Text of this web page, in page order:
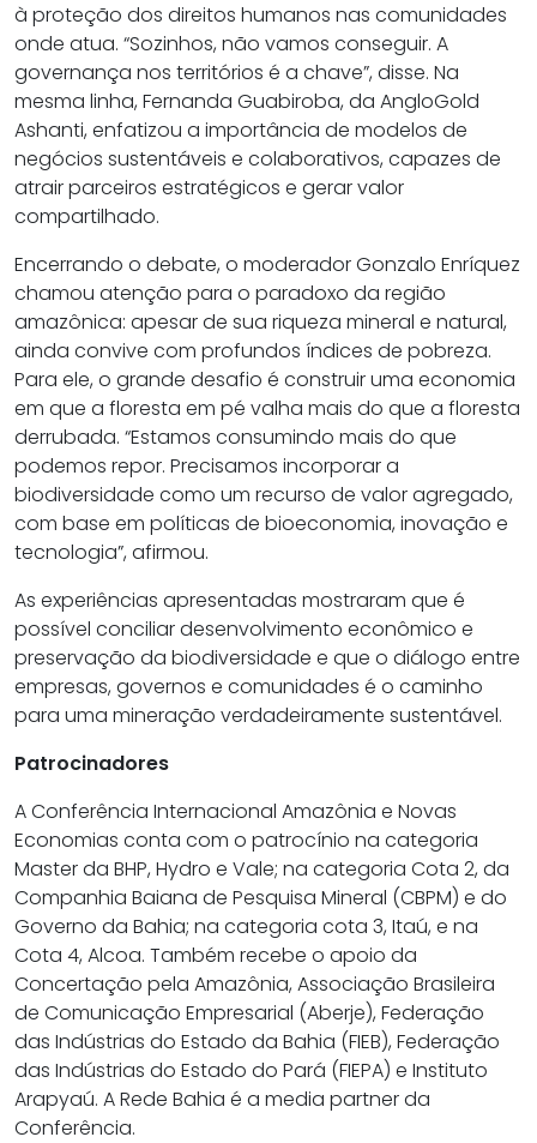
à proteção dos direitos humanos nas comunidades
onde atua. “Sozinhos, não vamos conseguir. A
governança nos territórios é a chave”, disse. Na
mesma linha, Fernanda Guabiroba, da AngloGold
Ashanti, enfatizou a importância de modelos de
negócios sustentáveis e colaborativos, capazes de
atrair parceiros estratégicos e gerar valor
compartilhado.
Encerrando o debate, o moderador Gonzalo Enríquez
chamou atenção para o paradoxo da região
amazônica: apesar de sua riqueza mineral e natural,
ainda convive com profundos índices de pobreza.
Para ele, o grande desafio é construir uma economia
em que a floresta em pé valha mais do que a floresta
derrubada. “Estamos consumindo mais do que
podemos repor. Precisamos incorporar a
biodiversidade como um recurso de valor agregado,
com base em políticas de bioeconomia, inovação e
tecnologia”, afirmou.
As experiências apresentadas mostraram que é
possível conciliar desenvolvimento econômico e
preservação da biodiversidade e que o diálogo entre
empresas, governos e comunidades é o caminho
para uma mineração verdadeiramente sustentável.
Patrocinadores
A Conferência Internacional Amazônia e Novas
Economias conta com o patrocínio na categoria
Master da BHP, Hydro e Vale; na categoria Cota 2, da
Companhia Baiana de Pesquisa Mineral (CBPM) e do
Governo da Bahia; na categoria cota 3, Itaú, e na
Cota 4, Alcoa. Também recebe o apoio da
Concertação pela Amazônia, Associação Brasileira
de Comunicação Empresarial (Aberje), Federação
das Indústrias do Estado da Bahia (FIEB), Federação
das Indústrias do Estado do Pará (FIEPA) e Instituto
Arapyaú. A Rede Bahia é a media partner da
Conferência.